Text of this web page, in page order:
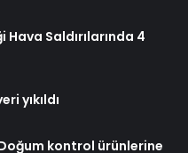
Hava Saldırılarında 4
yıkıldı
kontrol ürünlerine